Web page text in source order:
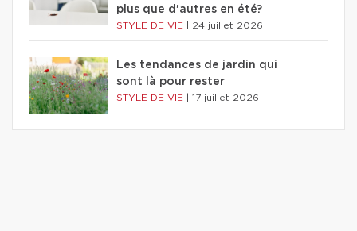
plus que d'autres en été?
STYLE DE VIE 24 juillet 2026
Les tendances de jardin qui
sont là pour rester
STYLE DE VIE 17 juillet 2026